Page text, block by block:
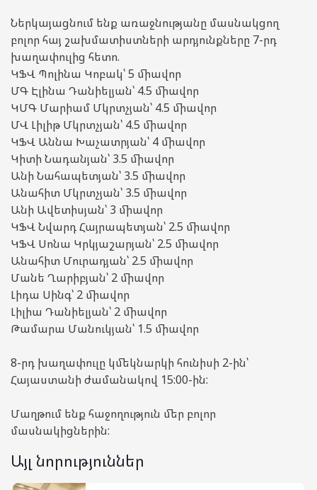
Ներկայացնում ենք առաջնությանը մասնակցող
բոլոր հայ շախմատիստների արդյունքները 7-րդ
խաղափուլից հետո.
ԿՖՎ Պոլինա Կոբակ՝ 5 միավոր
ՄԳ Էլինա Դանիելյան՝ 4.5 միավոր
ԿՄԳ Մարիամ Մկրտչյան՝ 4.5 միավոր
ՄՎ Լիլիթ Մկրտչյան՝ 4.5 միավոր
ԿՖՎ Աննա Խաչատրյան՝ 4 միավոր
Կիտի Նադանյան՝ 3.5 միավոր
Անի Նահապետյան՝ 3.5 միավոր
Անահիտ Մկրտչյան՝ 3.5 միավոր
Անի Ավետիսյան՝ 3 միավոր
ԿՖՎ Նվարդ Հայրապետյան՝ 2.5 միավոր
ԿՖՎ Սոնա Կրկյաշարյան՝ 2.5 միավոր
Անահիտ Մուրադյան՝ 2.5 միավոր
Մանե Ղարիբյան՝ 2 միավոր
Լիդա Սինգ՝ 2 միավոր
Լիլիա Դանիելյան՝ 2 միավոր
Թամարա Մանուկյան՝ 1.5 միավոր
8-րդ խաղափուլը կմեկնարկի հունիսի 2-ին՝
Հայաստանի ժամանակով 15:00-ին:
Մաղթում ենք հաջողություն մեր բոլոր
մասնակիցներին:
Այլ նորություններ